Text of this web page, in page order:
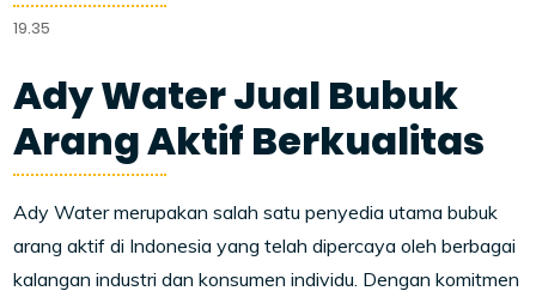
19.35
Ady Water Jual Bubuk
Arang Aktif Berkualitas
Ady Water merupakan salah satu penyedia utama bubuk
arang aktif di Indonesia yang telah dipercaya oleh berbagai
kalangan industri dan konsumen individu. Dengan komitmen